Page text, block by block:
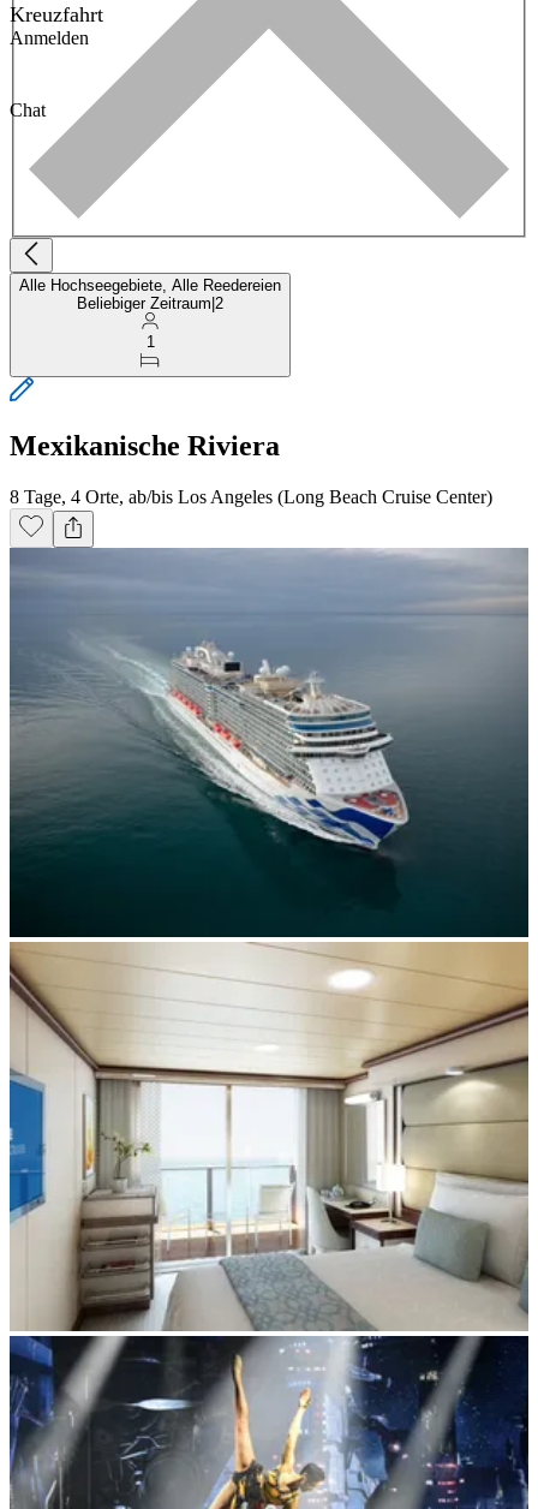
Kreuzfahrt
Anmelden
Chat
Alle Hochseegebiete, Alle Reedereien
Beliebiger Zeitraum 2
1
Mexikanische Riviera
8 Tage, 4 Orte, ab/bis Los Angeles (Long Beach Cruise Center)